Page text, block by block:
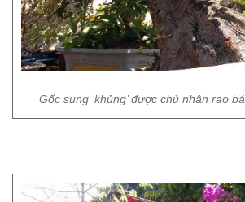
Gốc sung ‘khủng’ được chủ nhân rao